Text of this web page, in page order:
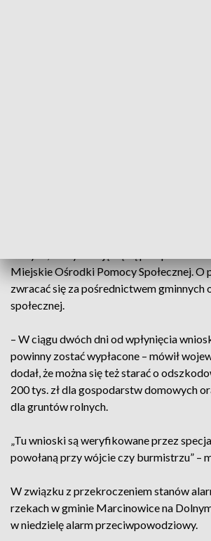
Miejskie Ośrodki Pomocy Społecznej. O
zwracać się za pośrednictwem
społecznej.
– W ciągu dwóch dni od wpłynięcia
powinny zostać wypłacone – mówił
dodał, że można się też starać o
200 tys. zł dla gospodarstw domowych
dla gruntów rolnych.
„Tu wnioski są weryfikowane przez
powołaną przy wójcie czy burmistrzu” –
W związku z przekroczeniem stanów
rzekach w gminie Marcinowice na
w niedzielę alarm przeciwpowodziowy.